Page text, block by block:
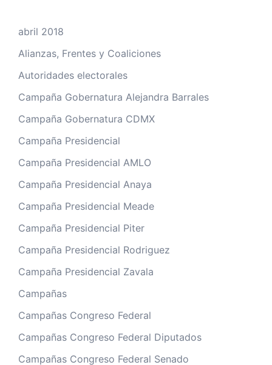
abril 2018
Alianzas, Frentes y Coaliciones
Autoridades electorales
Campaña Gobernatura Alejandra Barrales
Campaña Gobernatura CDMX
Campaña Presidencial
Campaña Presidencial AMLO
Campaña Presidencial Anaya
Campaña Presidencial Meade
Campaña Presidencial Piter
Campaña Presidencial Rodriguez
Campaña Presidencial Zavala
Campañas
Campañas Congreso Federal
Campañas Congreso Federal Diputados
Campañas Congreso Federal Senado